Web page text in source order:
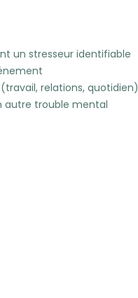
un stresseur identifiable
relations, quotidien)
autre trouble mental